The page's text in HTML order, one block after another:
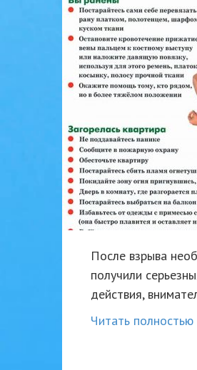
После взрыва
получили
действия,
Читать полностью